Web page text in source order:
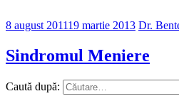
8 august 201119 martie 2013 Dr.
Sindromul Meniere
Caută după: